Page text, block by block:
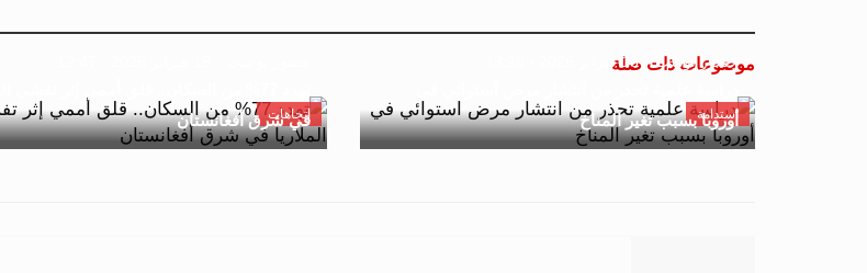
موضوعات ذات صلة
استدامة
جسور بوست 18 فبراير 2026 - 13:28
أوروبا بسبب تغير المناخ
اتجاهات
في شرق أفغانستان